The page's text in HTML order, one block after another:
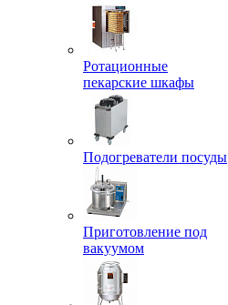
Ротационные
пекарские шкафы
Подогреватели посуды
Приготовление под
вакуумом